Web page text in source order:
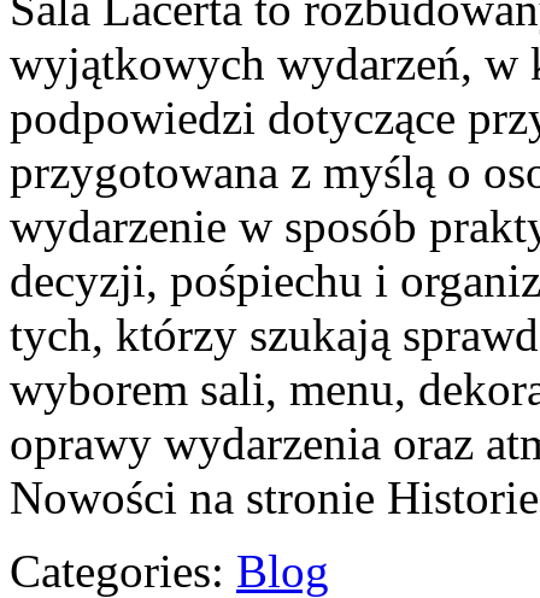
wyjątkowych wydarzeń, w
podpowiedzi dotyczące
przygotowana z myślą o
wydarzenie w sposób
decyzji, pośpiechu i
tych, którzy szukają
wyborem sali, menu,
oprawy wydarzenia oraz
Nowości na stronie
Categories: Blog